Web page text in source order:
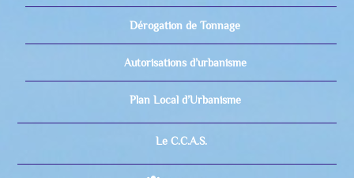
Dérogation de Tonnage
Autorisations d’urbanisme
Plan Local d’Urbanisme
Le C.C.A.S.